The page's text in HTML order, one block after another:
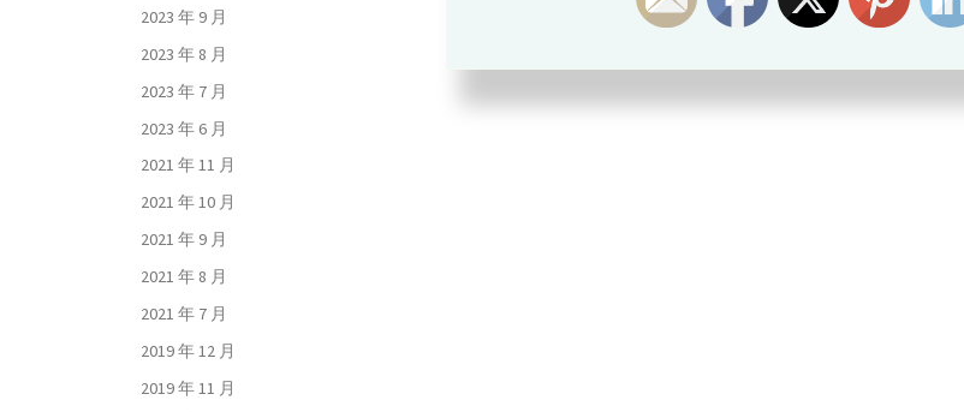
2023 年 9 月
2023 年 8 月
2023 年 7 月
2023 年 6 月
2021 年 11 月
2021 年 10 月
2021 年 9 月
2021 年 8 月
2021 年 7 月
2019 年 12 月
2019 年 11 月